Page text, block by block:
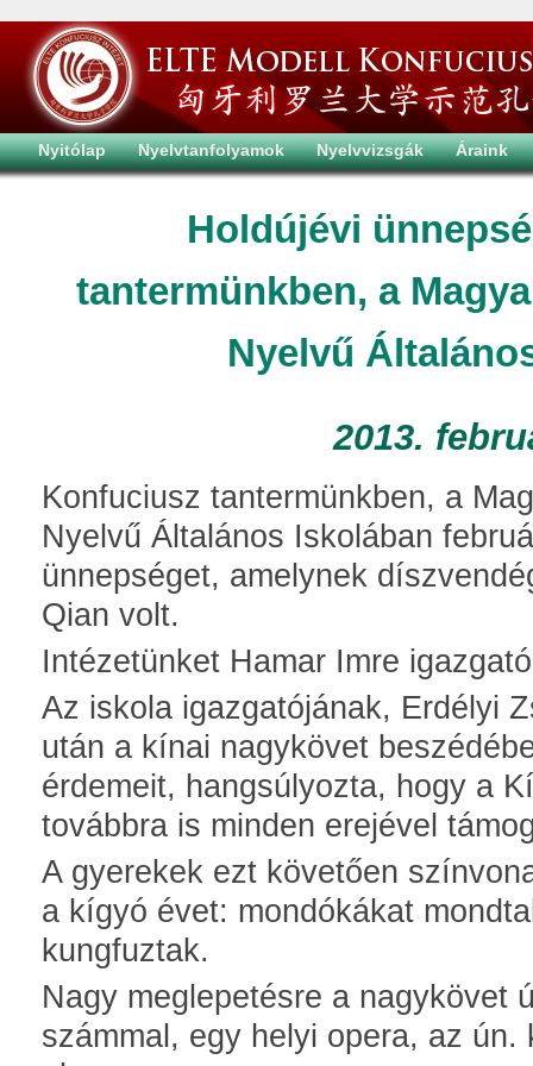
Nyitólap Nyelvtanfolyamok Nyelvvizsgák Áraink
Holdújévi
tantermünkben, a
Nyelvű
2013.
Konfuciusz tantermünkben, a
Nyelvű Általános Iskolában
ünnepséget, amelynek
Qian volt.
Intézetünket Hamar Imre
Az iskola igazgatójának, Erdélyi
után a kínai nagykövet
érdemeit, hangsúlyozta, hogy a
továbbra is minden erejével
A gyerekek ezt követően
a kígyó évet: mondókákat
kungfuztak.
Nagy meglepetésre a nagykövet
számmal, egy helyi opera, az